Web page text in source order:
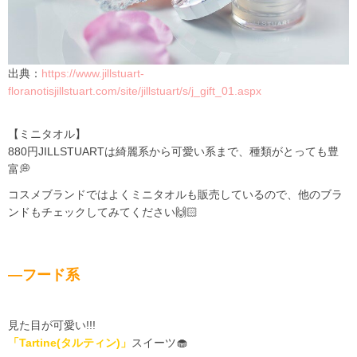
出典： https://www.jillstuart-
floranotisjillstuart.com/site/jillstuart/s/j_gift_01.aspx
【ミニタオル】
880円JILLSTUARTは綺麗系から可愛い系まで、種類がとっても豊
富💭
コスメブランドではよくミニタオルも販売しているので、他のブラ
ンドもチェックしてみてください🙌🏻
―フード系
見た目が可愛い!!!
「Tartine(タルティン)」 スイーツ🧁